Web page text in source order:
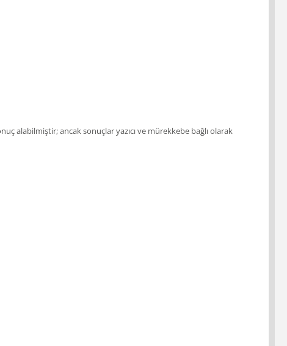
alabilmiştir; ancak sonuçlar yazıcı ve mürekkebe bağlı olarak